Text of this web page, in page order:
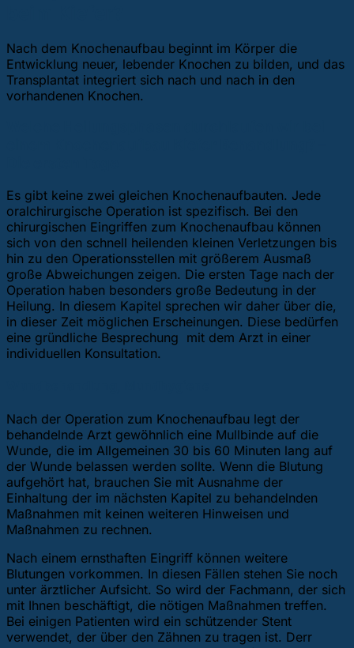
Nach dem Knochenaufbau beginnt im Körper die
Entwicklung neuer, lebender Knochen zu bilden, und das
Transplantat integriert sich nach und nach in den
vorhandenen Knochen.
Es gibt keine zwei gleichen Knochenaufbauten. Jede
oralchirurgische Operation ist spezifisch. Bei den
chirurgischen Eingriffen zum Knochenaufbau können
sich von den schnell heilenden kleinen Verletzungen bis
hin zu den Operationsstellen mit größerem Ausmaß
große Abweichungen zeigen. Die ersten Tage nach der
Operation haben besonders große Bedeutung in der
Heilung. In diesem Kapitel sprechen wir daher über die,
in dieser Zeit möglichen Erscheinungen. Diese bedürfen
eine gründliche Besprechung mit dem Arzt in einer
individuellen Konsultation.
Nach der Operation zum Knochenaufbau legt der
behandelnde Arzt gewöhnlich eine Mullbinde auf die
Wunde, die im Allgemeinen 30 bis 60 Minuten lang auf
der Wunde belassen werden sollte. Wenn die Blutung
aufgehört hat, brauchen Sie mit Ausnahme der
Einhaltung der im nächsten Kapitel zu behandelnden
Maßnahmen mit keinen weiteren Hinweisen und
Maßnahmen zu rechnen.
Nach einem ernsthaften Eingriff können weitere
Blutungen vorkommen. In diesen Fällen stehen Sie noch
unter ärztlicher Aufsicht. So wird der Fachmann, der sich
mit Ihnen beschäftigt, die nötigen Maßnahmen treffen.
Bei einigen Patienten wird ein schützender Stent
verwendet, der über den Zähnen zu tragen ist. Derr